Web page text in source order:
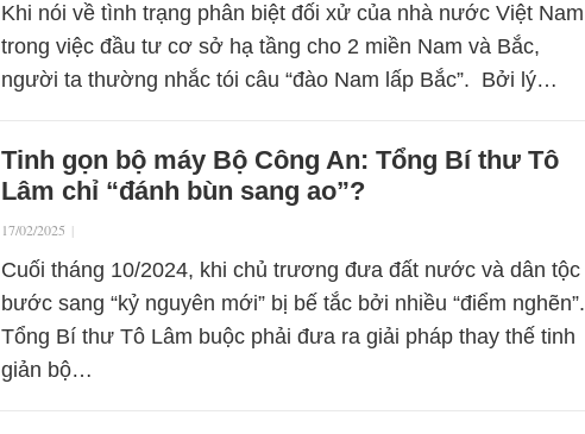
Khi nói về tình trạng phân biệt đối xử của nhà nước Việt Nam
trong việc đầu tư cơ sở hạ tầng cho 2 miền Nam và Bắc,
người ta thường nhắc tói câu “đào Nam lấp Bắc”. Bởi lý…
Tinh gọn bộ máy Bộ Công An: Tổng Bí thư Tô
Lâm chỉ “đánh bùn sang ao”?
17/02/2025 |
Cuối tháng 10/2024, khi chủ trương đưa đất nước và dân tộc
bước sang “kỷ nguyên mới” bị bế tắc bởi nhiều “điểm nghẽn”.
Tổng Bí thư Tô Lâm buộc phải đưa ra giải pháp thay thế tinh
giản bộ…